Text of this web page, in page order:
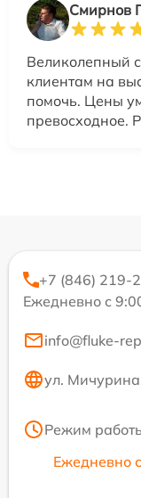
Смирнов
Великолепный
клиентам на
помочь. Цены
превосходное.
+7 (846) 219-
Ежедневно с
info@fluke-
ул.
Режим
Ежедневно